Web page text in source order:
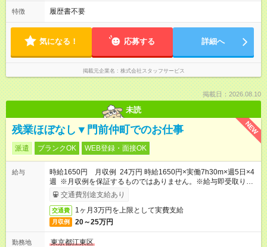
特徴 履歴書不要
気になる！ 応募する 詳細へ
掲載元企業名 株式会社スタッフサービス
掲載日：2026.08.10
未読
NEW
残業ほぼなし▼門前仲町でのお仕事
派遣 ブランクOK WEB登録・面接OK
給与
時給1650円 月収例 24万円 時給1650円×実働7h30m×週5日×4
週 ※月収例を保証するものではありません。※給与即受取りサ
ービス利用可（利用条件有）
交通費別途支給あり
交通費 1ヶ月3万円を上限として実費支給
月収例 20～25万円
勤務地
東京都江東区